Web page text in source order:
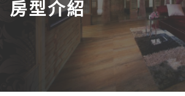
房型介紹